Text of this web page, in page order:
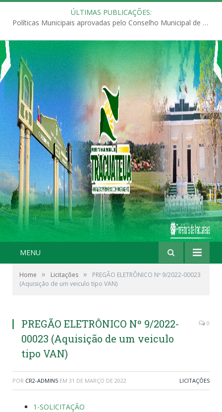
ÚLTIMAS PUBLICAÇÕES:
Políticas Municipais aprovadas pelo Conselho Municipal de Educação (CME)
MENU
Home » Licitações »
PREGÃO ELETRÔNICO Nº 9/2022-00023
(Aquisição de um veiculo tipo VAN)
PREGÃO ELETRÔNICO Nº 9/2022-
00023 (Aquisição de um veiculo
tipo VAN)
0
POR CR2-ADMIN5 EM 31 DE MARÇO DE 2022 LICITAÇÕES
1-SOLICITAÇÃO